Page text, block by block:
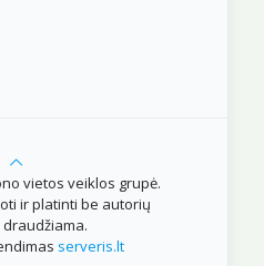
vietos veiklos grupė.
ir platinti be autorių
serveris.lt